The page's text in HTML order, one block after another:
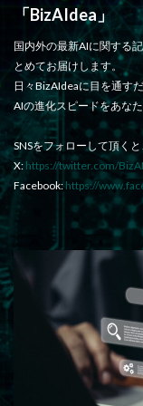
「BizAIdea」
国内外の最新AIに関する
とめてお届けします。
日々BizAIdeaに目を通す
AIの進化スピードをあな
SNSをフォローして頂く
X: https://twitter.com/
Facebook: https://